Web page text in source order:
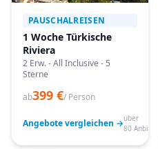
PAUSCHALREISEN
1 Woche Türkische
Riviera
2 Erw. - All Inclusive - 5
Sterne
ab399 €/ Person
Angebote vergleichen →über
80 Anbieter